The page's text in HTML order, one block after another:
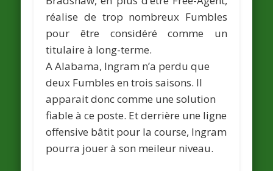
réalise de trop nombreux Fumbles
pour être considéré comme un
titulaire à long-terme.
A Alabama, Ingram n’a perdu que
deux Fumbles en trois saisons. Il
apparait donc comme une solution
fiable à ce poste. Et derrière une ligne
offensive bâtit pour la course, Ingram
pourra jouer à son meileur niveau.